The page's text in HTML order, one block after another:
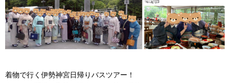
着物で行く伊勢神宮日帰りバスツアー！